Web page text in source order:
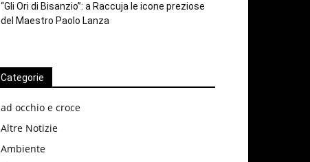
“Gli Ori di Bisanzio”: a Raccuja le icone preziose
del Maestro Paolo Lanza
Categorie
ad occhio e croce
Altre Notizie
Ambiente